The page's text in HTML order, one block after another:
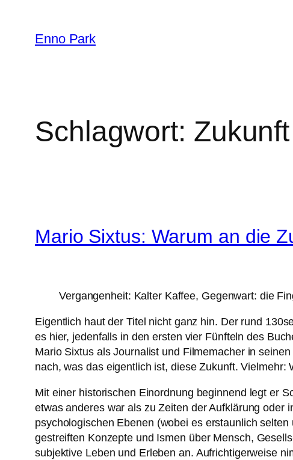
Inhalt
springen
Enno Park
Schlagwort: Zukunft
Mario Sixtus: Warum an die
Vergangenheit: Kalter Kaffee, Gegenwart: die
Eigentlich haut der Titel nicht ganz hin. Der rund
es hier, jedenfalls in den ersten vier Fünfteln des
Mario Sixtus als Journalist und Filmemacher in
nach, was das eigentlich ist, diese Zukunft. Vielmehr:
Mit einer historischen Einordnung beginnend legt er
etwas anderes war als zu Zeiten der Aufklärung oder
psychologischen Ebenen (wobei es erstaunlich
gestreiften Konzepte und Ismen über Mensch,
subjektive Leben und Erleben an. Aufrichtigerweise